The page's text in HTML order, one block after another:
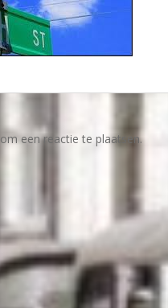
om een reactie te plaatsen.